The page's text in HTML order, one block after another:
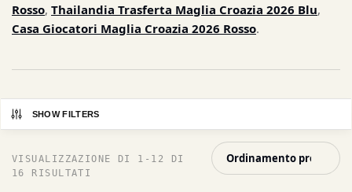
Rosso, Thailandia Trasferta Maglia Croazia 2026 Blu,
Casa Giocatori Maglia Croazia 2026 Rosso.
SHOW FILTERS
VISUALIZZAZIONE DI 1-12 DI
16 RISULTATI